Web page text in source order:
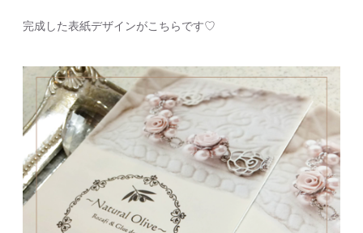
完成した表紙デザインがこちらです♡